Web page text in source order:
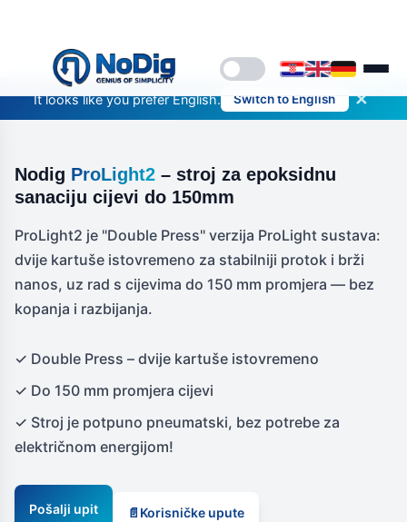
It looks like you prefer English. Switch to English ✕
Nodig ProLight2 – stroj za epoksidnu
sanaciju cijevi do 150mm
ProLight2 je "Double Press" verzija ProLight sustava:
dvije kartuše istovremeno za stabilniji protok i brži
nanos, uz rad s cijevima do 150 mm promjera — bez
kopanja i razbijanja.
✓ Double Press – dvije kartuše istovremeno
✓ Do 150 mm promjera cijevi
✓ Stroj je potpuno pneumatski, bez potrebe za
električnom energijom!
Pošalji upit 📄 Korisničke upute